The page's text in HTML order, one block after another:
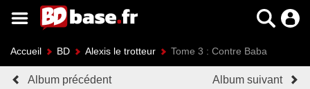
Accueil BD Alexis le trotteur Tome 3 : Contre Baba
Album précédent Album suivant